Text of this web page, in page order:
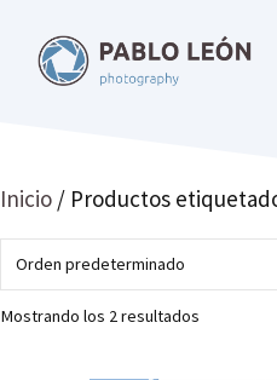
contenido
Inicio / Productos
Mostrando los 2 resultados